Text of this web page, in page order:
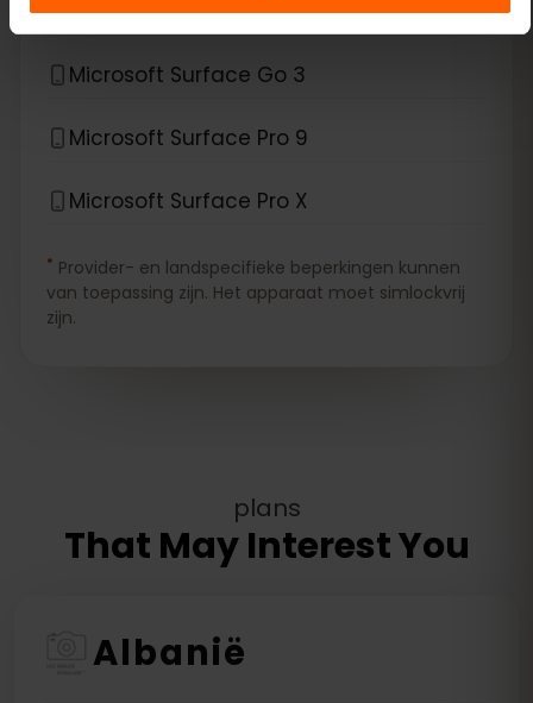
Microsoft Surface Duo 2
Microsoft Surface Go 3
Microsoft Surface Pro 9
Microsoft Surface Pro X
* Provider- en landspecifieke beperkingen kunnen
van toepassing zijn. Het apparaat moet simlockvrij
zijn.
plans
That May Interest You
Albanië